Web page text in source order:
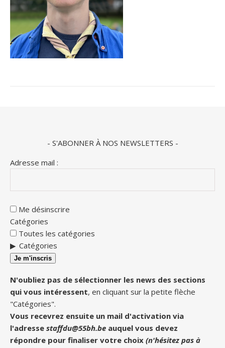
- S'ABONNER À NOS NEWSLETTERS -
Adresse mail :
Me désinscrire
Catégories
Toutes les catégories
Catégories
Je m'inscris
N'oubliez pas de sélectionner les news des sections
qui vous intéressent, en cliquant sur la petite flèche
"Catégories".
Vous recevrez ensuite un mail d'activation via
l'adresse staffdu@55bh.be auquel vous devez
répondre pour finaliser votre choix (n'hésitez pas à